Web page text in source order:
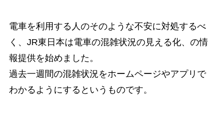
電車を利用する人のそのような不安に対処するべ
く、 JR東日本は電車の混雑状況の見える化、の情
報提供を始めました。
過去一週間の混雑状況をホームページやアプリで
わかるようにするというものです。